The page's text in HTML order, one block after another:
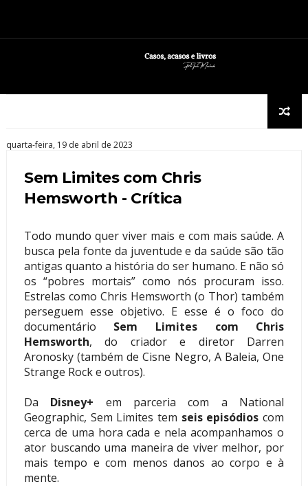
quarta-feira, 19 de abril de 2023
Sem Limites com Chris
Hemsworth - Crítica
Todo mundo quer viver mais e com mais saúde. A
busca pela fonte da juventude e da saúde são tão
antigas quanto a história do ser humano. E não só
os “pobres mortais” como nós procuram isso.
Estrelas como Chris Hemsworth (o Thor) também
perseguem esse objetivo. E esse é o foco do
documentário Sem Limites com Chris
Hemsworth, do criador e diretor Darren
Aronosky (também de Cisne Negro, A Baleia, One
Strange Rock e outros).
Da Disney+ em parceria com a National
Geographic, Sem Limites tem seis episódios com
cerca de uma hora cada e nela acompanhamos o
ator buscando uma maneira de viver melhor, por
mais tempo e com menos danos ao corpo e à
mente.